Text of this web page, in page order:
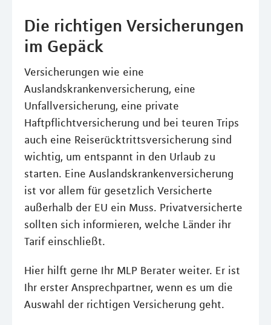
Die richtigen Versicherungen
im Gepäck
Versicherungen wie eine
Auslandskrankenversicherung, eine
Unfallversicherung, eine private
Haftpflichtversicherung und bei teuren Trips
auch eine Reiserücktrittsversicherung sind
wichtig, um entspannt in den Urlaub zu
starten. Eine Auslandskrankenversicherung
ist vor allem für gesetzlich Versicherte
außerhalb der EU ein Muss. Privatversicherte
sollten sich informieren, welche Länder ihr
Tarif einschließt.
Hier hilft gerne Ihr MLP Berater weiter. Er ist
Ihr erster Ansprechpartner, wenn es um die
Auswahl der richtigen Versicherung geht.